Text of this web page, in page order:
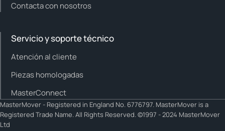
Contacta con nosotros
Servicio y soporte técnico
Atención al cliente
Piezas homologadas
MasterConnect
MasterMover - Registered in England No. 6776797. MasterMover is a
Registered Trade Name. All Rights Reserved. ©1997 - 2024 MasterMover
Ltd